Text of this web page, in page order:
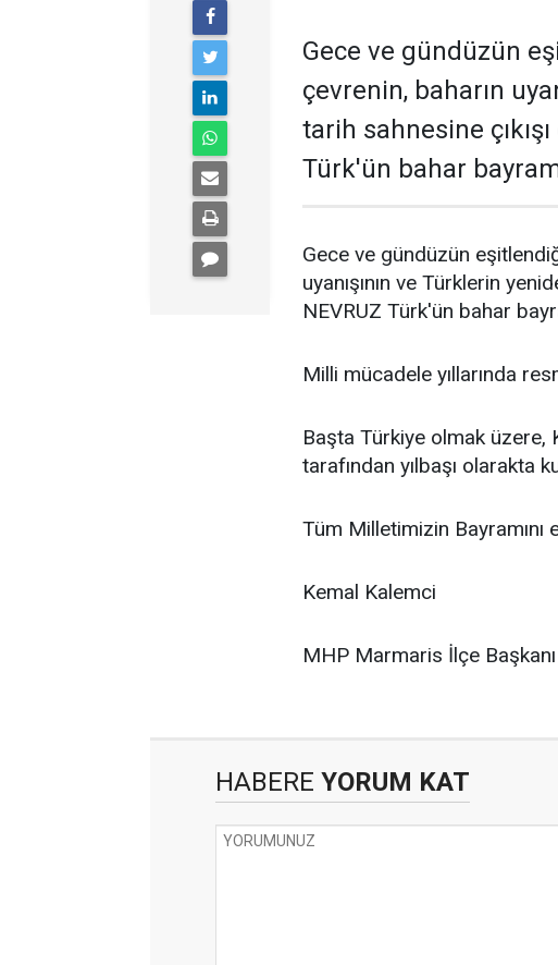
Gece ve gündüzün
çevrenin, baharın
tarih sahnesine
Türk'ün bahar
Gece ve gündüzün
uyanışının ve Türklerin
NEVRUZ Türk'ün bahar
Milli mücadele yıllarında
Başta Türkiye olmak üzere,
tarafından yılbaşı olarakta
Tüm Milletimizin
Kemal Kalemci
MHP Marmaris İlçe Başkanı
HABERE YORUM KAT